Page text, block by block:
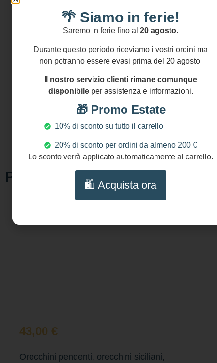
elastico con
dimensione
adattabile al
tamburello:
cm 3,5 (1.4″)
NICHEL AND
Prodotti Correlati
43,00 €
Orecchini pendenti, orecchini siciliani,
🌴 Siamo in ferie!
Saremo in ferie fino al 20 agosto.
Durante questo periodo riceviamo i vostri ordini ma
non potranno essere evasi prima del 20 agosto.
Il nostro servizio clienti rimane comunque
disponibileper assistenza e informazioni.
🎁 Promo Estate
10% di sconto su tutto il carrello
20% di sconto per ordini da almeno 200 €
Lo sconto verrà applicato automaticamente al carrello.
🛍️ Acquista ora